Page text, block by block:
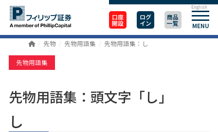
口座
開設
ログ
イン
商品
一覧 MENU
English
先物 先物用語集 先物用語集：し
先物用語集
先物用語集：頭文字「し」
し